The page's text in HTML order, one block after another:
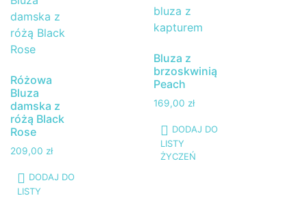
Różowa
Bluza
damska z
różą Black
Rose
209,00 zł
DODAJ DO
LISTY
Bluza z
brzoskwinią
Peach
169,00 zł
DODAJ DO
LISTY
ŻYCZEŃ